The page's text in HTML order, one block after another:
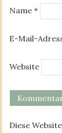
Name *
E-Mail-
Website
Diese